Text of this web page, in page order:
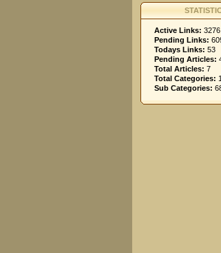
Active Links: 3276
Pending Links:
Todays Links: 53
Pending Articles:
Total Articles: 7
Total Categories:
Sub Categories: